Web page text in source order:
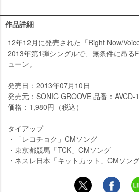
作品詳細
12年12月に発売された「Right Now/
2013年第1弾シングルで、無条件に昂る
ューン。
発売日：2013年07月10日
発売元：SONIC GROOVE 品番：AVCD-
価格：1,980円（税込）
タイアップ
・「レコチョク」CMソング
・東京都競馬「TCK」CMソング
・ネスレ日本「キットカット」CMソン